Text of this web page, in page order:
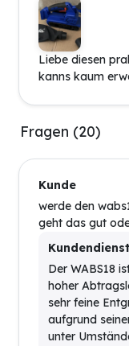
Liebe diesen
kanns kaum
Fragen (20)
Kunde
werde den
geht das gut
Kundendienst
Der WABS18
hoher
sehr feine
aufgrund
unter